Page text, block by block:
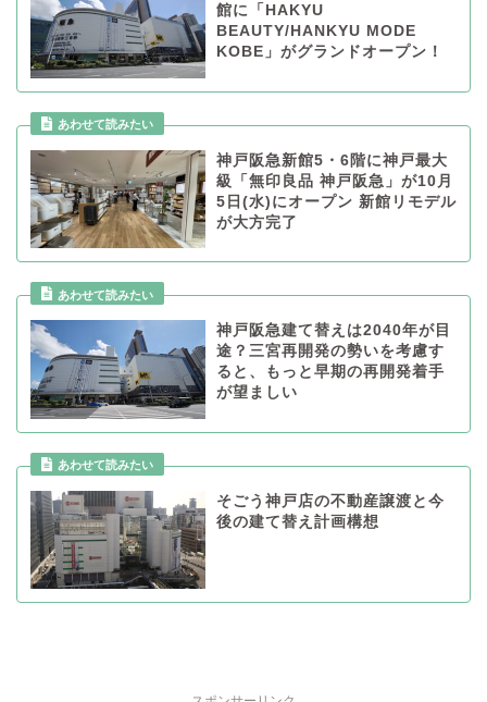
館に「HAKYU
BEAUTY/HANKYU MODE
KOBE」がグランドオープン！
あわせて読みたい
神戸阪急新館5・6階に神戸最大
級「無印良品 神戸阪急」が10月
5日(水)にオープン 新館リモデル
が大方完了
あわせて読みたい
神戸阪急建て替えは2040年が目
途？三宮再開発の勢いを考慮す
ると、もっと早期の再開発着手
が望ましい
あわせて読みたい
そごう神戸店の不動産譲渡と今
後の建て替え計画構想